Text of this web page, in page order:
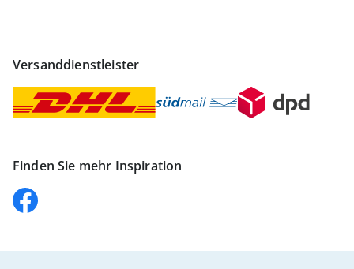
Versanddienstleister
Finden Sie mehr Inspiration